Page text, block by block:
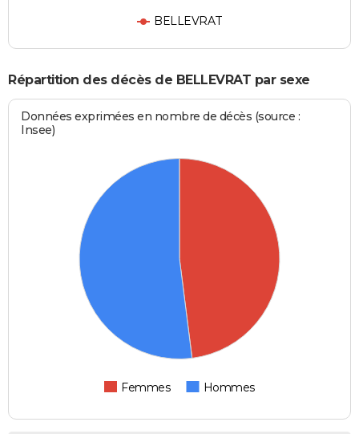
BELLEVRAT
Répartition des décès de BELLEVRAT par sexe
Données exprimées en nombre de décès (source :
Insee)
Femmes Hommes